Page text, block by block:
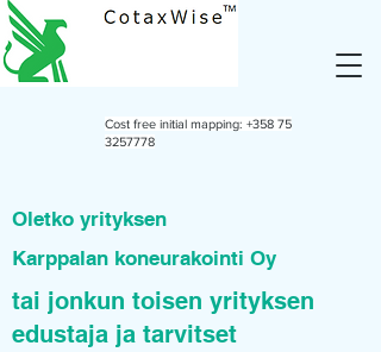
Cost free initial mapping: +358 75
3257778
Oletko yrityksen
Karppalan koneurakointi Oy
tai jonkun toisen yrityksen
edustaja ja tarvitset